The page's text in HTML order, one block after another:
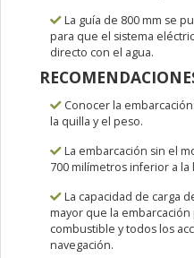
La guía de 800 mm se
para que el sistema
directo con el agua.
Conocer la
la quilla y el peso.
La embarcación sin el
700 milímetros inferior a
La capacidad de carga
mayor que la
combustible y todos los
navegación.